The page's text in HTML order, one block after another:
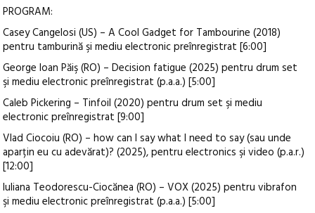
PROGRAM:
Casey Cangelosi (US) – A Cool Gadget for Tambourine (2018)
pentru tamburină şi mediu electronic preînregistrat [6:00]
George Ioan Păiş (RO) – Decision fatigue (2025) pentru drum set
şi mediu electronic preînregistrat (p.a.a.) [5:00]
Caleb Pickering – Tinfoil (2020) pentru drum setşi mediu
electronic preînregistrat [9:00]
Vlad Ciocoiu (RO) – how can I say what I need to say (sau unde
aparțin eu cu adevărat)? (2025), pentru electronics şi video (p.a.r.)
[12:00]
Iuliana Teodorescu-Ciocănea (RO) – VOX (2025) pentru vibrafon
şi mediu electronic preînregistrat (p.a.a.) [5:00]